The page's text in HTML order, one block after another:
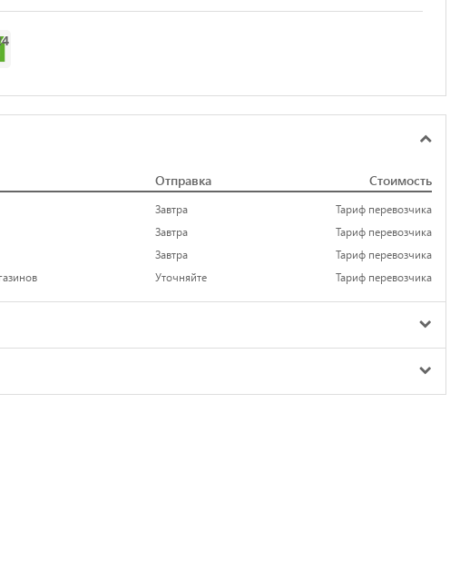
Отправка Стоимость
Завтра
Тариф перевозчика
Завтра
Тариф перевозчика
Завтра
Тариф перевозчика
Уточняйте Тариф перевозчика